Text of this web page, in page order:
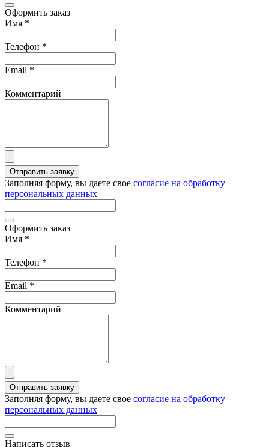
Оформить заказ
Имя *
Телефон *
Email *
Комментарий
Отправить заявку
Заполняя форму, вы даете свое согласие на обработку
персональных данных
Оформить заказ
Имя *
Телефон *
Email *
Комментарий
Отправить заявку
Заполняя форму, вы даете свое согласие на обработку
персональных данных
Написать отзыв